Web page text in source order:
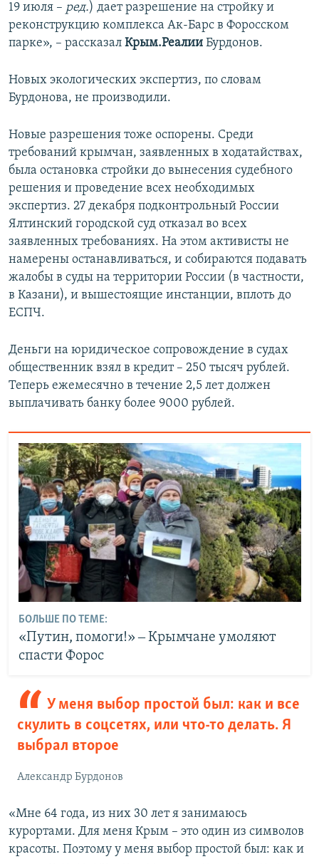
19 июля – ред.) дает разрешение на стройку и
реконструкцию комплекса Ак-Барс в Форосском
парке», – рассказал Крым.Реалии Бурдонов.
Новых экологических экспертиз, по словам
Бурдонова, не производили.
Новые разрешения тоже оспорены. Среди
требований крымчан, заявленных в ходатайствах,
была остановка стройки до вынесения судебного
решения и проведение всех необходимых
экспертиз. 27 декабря подконтрольный России
Ялтинский городской суд отказал во всех
заявленных требованиях. На этом активисты не
намерены останавливаться, и собираются подавать
жалобы в суды на территории России (в частности,
в Казани), и вышестоящие инстанции, вплоть до
ЕСПЧ.
Деньги на юридическое сопровождение в судах
общественник взял в кредит – 250 тысяч рублей.
Теперь ежемесячно в течение 2,5 лет должен
выплачивать банку более 9000 рублей.
БОЛЬШЕ ПО ТЕМЕ:
«Путин, помоги!» ‒ Крымчане умоляют
спасти Форос
У меня выбор простой был: как и все
скулить в соцсетях, или что-то делать. Я
выбрал второе
Александр Бурдонов
«Мне 64 года, из них 30 лет я занимаюсь
курортами. Для меня Крым – это один из символов
красоты. Поэтому у меня выбор простой был: как и